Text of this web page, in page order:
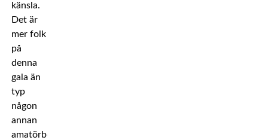
känsla.
Det är
mer folk
på
denna
gala än
typ
någon
annan
amatörboxningsgala,